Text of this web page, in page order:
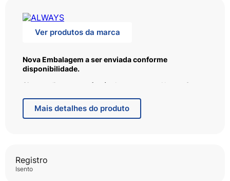
Ver produtos da marca
Nova Embalagem a ser enviada conforme
disponibilidade.
Sinta-se limpa e confortável com o novo Always Seca
brasileira, que se adapta ao seu corpo e calcinha,
mantendo a umidade longe da sua pele.
Centro Anatômico de Absorção
Cobertura Suave como algodão
Mais detalhes do produto
Registro
isento